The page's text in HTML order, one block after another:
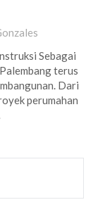
Sebagai
terus
Dari
perumahan